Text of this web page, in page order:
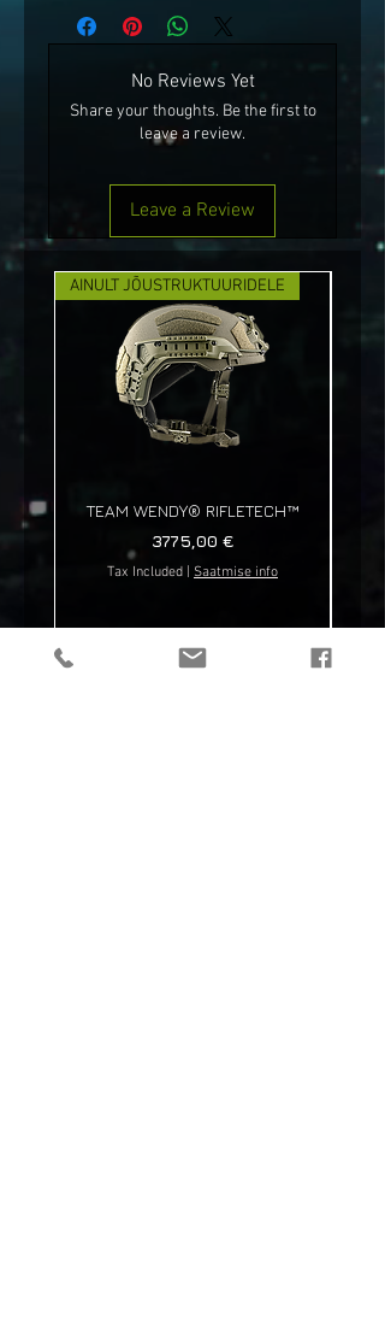
No Reviews Yet
Share your thoughts. Be the first to
leave a review.
Leave a Review
AINULT JÕUSTRUKTUURIDELE
TEAM WENDY® RIFLETECH™
Price
3775,00 €
Tax Included Saatmise info